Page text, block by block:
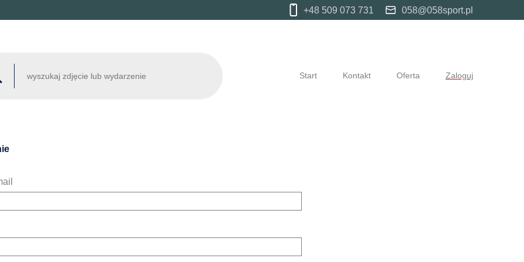
+48 509 073 731 058@058sport.pl
Start Kontakt Oferta Zaloguj